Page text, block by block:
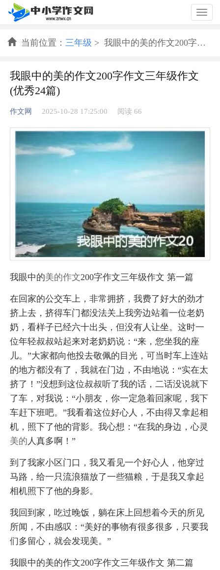
当前位置： 三年级 > 我眼中的美的作文200字作文三年级作文(优秀24篇)
我眼中的美的作文200字作文三年级作文
(优秀24篇)
作文网 2025-10-28 17:25:00 阅读 66
我眼中的美的作文200字作文三年级作文 第一篇
在回家的公交车上，非常拥挤，我费了好大的劲才
挤上去，挤得车门都没法关上我旁边站着一位老奶
奶，看样子已经六十出头，但没有人让坐。这时一
位年轻叔叔站起来对老奶奶说：“来，您坐我的座
儿。”大家都向他投去敬佩的目光，可当时车上连站
的地方都没有了，我就在门边，不由地说：“实在太
挤了！”没想到这位叔叔听了我的话，二话没说就下
了车，对我说：“小朋友，你一定急着回家呢，我下
车赶下班吧。”我看着这位好心人，不由得又拿起相
机，照下了他的背影。我心想：“在我的身边，心灵
美的 人真多啊！”
到了我家小区门口，我又看见一个好心人，他穿过
马路，给一只流浪猫放了一些猫粮，于是我又拿起
相机照下了他的身影。
我回到家，吃过晚饭，躺在床上回想着今天的所见
所闻，不由感叹：“美好的事物有很多很多，只要我
们多留心，就会发现美。”
我眼中的美的作文200字作文三年级作文 第二篇